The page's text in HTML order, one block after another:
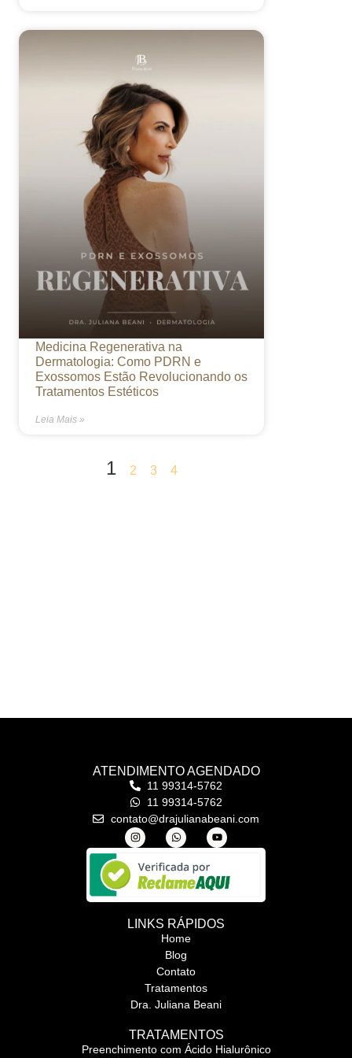
Medicina Regenerativa na
Dermatologia: Como PDRN e
Exossomos Estão Revolucionando os
Tratamentos Estéticos
Leia Mais »
1 2 3 4
ATENDIMENTO AGENDADO
11 99314-5762
11 99314-5762
contato@drajulianabeani.com
LINKS RÁPIDOS
Home
Blog
Contato
Tratamentos
Dra. Juliana Beani
TRATAMENTOS
Preenchimento com Ácido Hialurônico